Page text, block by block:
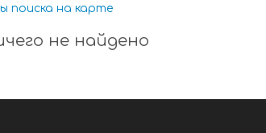
поиска на карте
не найдено